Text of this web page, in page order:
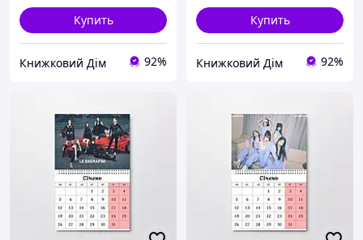
Купить
Книжковий Дім 92%
Купить
Книжковий Дім 92%